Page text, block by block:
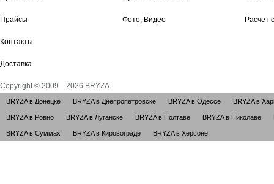
Прайсы
Контакты
Доставка
Фото, Видео Расчет
Copyright © 2009—2026 BRYZA
BRYZA в Донецке BRYZA в Днепропетровске BRYZA в Одессе BRYZA в
BRYZA в Ровно BRYZA в Луганске BRYZA в Полтаве BRYZA в Николаве
BRYZA в Суммах BRYZA в Кировограде BRYZA в Херсоне